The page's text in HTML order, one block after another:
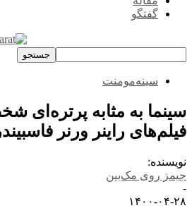
گفتگو
سینه‌مومنت
سینما به مثابه پرتره‌ای
فیلم‌های راینر ورنر
نویسنده:
جیمز روی مک‌بین
-
۱۴۰۰-۰۴-۲۸